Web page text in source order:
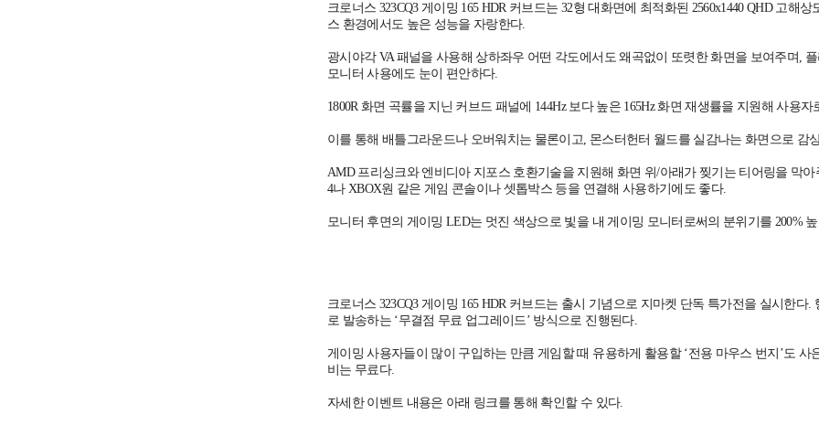
크로너스 323CQ3 게이밍 165 HDR 커브드는 32형 대화면에 최적화된 2560x1440 QHD 고해
스 환경에서도 높은 성능을 자랑한다.
광시야각 VA 패널을 사용해 상하좌우 어떤 각도에서도 왜곡없이 또렷한 화면을 보여주며,
모니터 사용에도 눈이 편안하다.
1800R 화면 곡률을 지닌 커브드 패널에 144Hz 보다 높은 165Hz 화면 재생률을 지원해 사용
이를 통해 배틀그라운드나 오버워치는 물론이고, 몬스터헌터 월드를 실감나는 화면으로 감
AMD 프리싱크와 엔비디아 지포스 호환기술을 지원해 화면 위/아래가 찢기는 티어링을 막아
4나 XBOX원 같은 게임 콘솔이나 셋톱박스 등을 연결해 사용하기에도 좋다.
모니터 후면의 게이밍 LED는 멋진 색상으로 빛을 내 게이밍 모니터로써의 분위기를 200%
크로너스 323CQ3 게이밍 165 HDR 커브드는 출시 기념으로 지마켓 단독 특가전을 실시한다
로 발송하는 ‘무결점 무료 업그레이드’ 방식으로 진행된다.
게이밍 사용자들이 많이 구입하는 만큼 게임할 때 유용하게 활용할 ‘전용 마우스 번지’도
비는 무료다.
자세한 이벤트 내용은 아래 링크를 통해 확인할 수 있다.